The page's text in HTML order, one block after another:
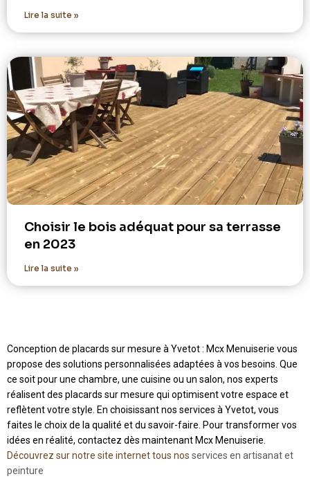
Lire la suite »
Choisir le bois adéquat pour sa terrasse
en 2023
Lire la suite »
Conception de placards sur mesure à Yvetot : Mcx Menuiserie vous
propose des solutions personnalisées adaptées à vos besoins. Que
ce soit pour une chambre, une cuisine ou un salon, nos experts
réalisent des placards sur mesure qui optimisent votre espace et
reflètent votre style. En choisissant nos services à Yvetot, vous
faites le choix de la qualité et du savoir-faire. Pour transformer vos
idées en réalité, contactez dès maintenant Mcx Menuiserie.
Découvrez sur notre site internet tous nos services en artisanat et
peinture